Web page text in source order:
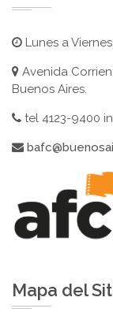
Lunes a
Avenida
Buenos Aires.
tel 4123-9400
Mapa del